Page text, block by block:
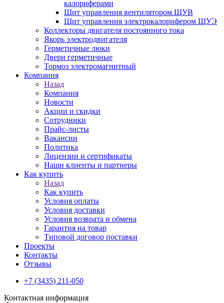
калориферами
Щит управления вентилятором ЩУВ
Щит управления электрокалорифером ЩУЭ
Коллекторы двигателя постоянного тока
Якорь электродвигателя
Герметичные люки
Двери герметичные
Тормоз электромагнитный
Компания
Назад
Компания
Новости
Акции и скидки
Сотрудники
Прайс-листы
Вакансии
Политика
Лицензии и сертификаты
Наши клиенты и партнеры
Как купить
Назад
Как купить
Условия оплаты
Условия доставки
Условия возврата и обмена
Гарантия на товар
Типовой договор поставки
Проекты
Контакты
Отзывы
+7 (3435) 211-050
Контактная информация